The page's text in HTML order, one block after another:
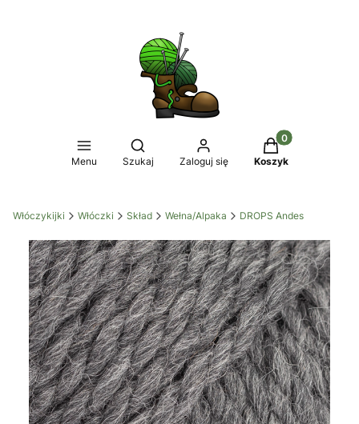
Menu
Otwórz wyszukiwarkę
Szukaj Zaloguj się
Produkty w
Koszyk
Włóczykijki Włóczki Skład Wełna/Alpaka DROPS Andes